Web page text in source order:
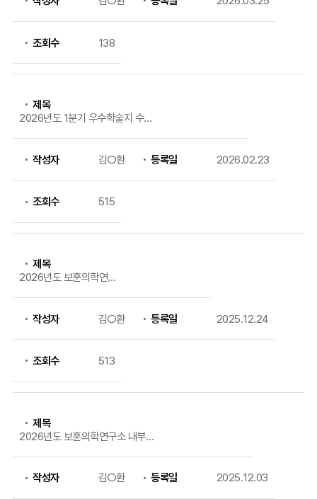
조회수 138
제목
2026년도 1분기 우수학술지 수록
작성자 김○환 등록일 2026.02.23
조회수 515
제목
2026년도 보훈의학연구
작성자 김○환 등록일 2025.12.24
조회수 513
제목
2026년도 보훈의학연구소 내부연
작성자 김○환 등록일 2025.12.03